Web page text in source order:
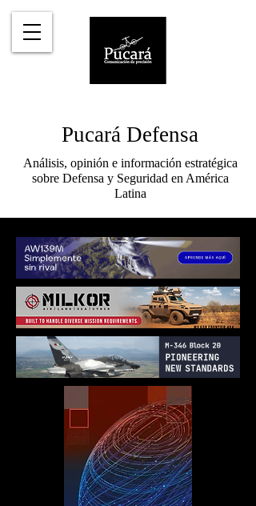
Pucará Defensa
Análisis, opinión e información estratégica
sobre Defensa y Seguridad en América
Latina